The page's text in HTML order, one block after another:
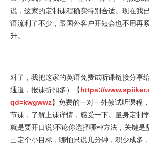
说，这家的定制课程确实特别合适。现在我
语流利了不少，跟国外客户开短会也不用再
升。
对了，我把这家的英语免费试听课链接分享
通道，报课折扣多）【https://
qd=kwgwwz】免费的一对一外教试听课程
节课，了解上课详情，感受一下。量身定制
就是要开口说!不论你选择哪种方法，关键是
己定个小目标，哪怕只说几分钟，积少成多